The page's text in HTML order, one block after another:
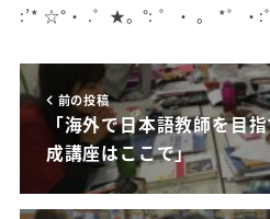
:’* ☆°・ .゜★。°: ゜・ 。 *゜・
前の投稿
「海外で日本語教師を目
成講座はここで」